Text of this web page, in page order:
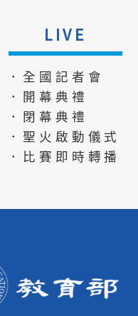
LIVE
．全國記者會
．開幕典禮
．閉幕典禮
．聖火啟動儀式
．比賽即時轉播